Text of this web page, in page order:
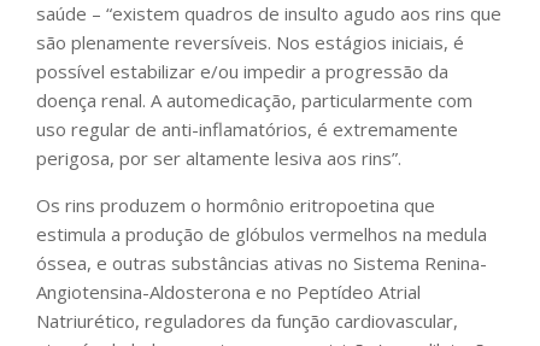
saúde – “existem quadros de insulto agudo aos rins que
são plenamente reversíveis. ⁠Nos estágios iniciais, é
possível estabilizar e/ou impedir a progressão da
doença renal. A automedicação, particularmente com
uso regular de anti-inflamatórios, é extremamente
perigosa, por ser altamente lesiva aos rins”.
Os rins produzem o hormônio eritropoetina que
estimula a produção de glóbulos vermelhos na medula
óssea, e outras substâncias ativas no Sistema Renina-
Angiotensina-Aldosterona e no Peptídeo Atrial
Natriurético, reguladores da função cardiovascular,